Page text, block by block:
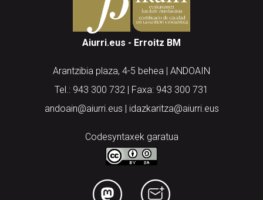
Aiurri.eus - Erroitz BM
Arantzibia plaza, 4-5 behea | ANDOAIN
Tel.: 943 300 732 | Faxa: 943 300 731
andoain@aiurri.eus | idazkaritza@aiurri.eus
Codesyntaxek garatua